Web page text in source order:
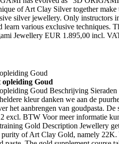
of Art Clay Silver together
silver jewellery. Only instructors
learn various exclusive techniques.
Jewellery EUR 1.895,00 incl.
Goud
opleiding Goud
Goud Beschrijving Sieraden
kleur danken we aan de
het aanbrengen van goudpasta.
excl. BTW Voor meer informatie
Gold Description Jewellery
purity of Art Clay Gold, namely